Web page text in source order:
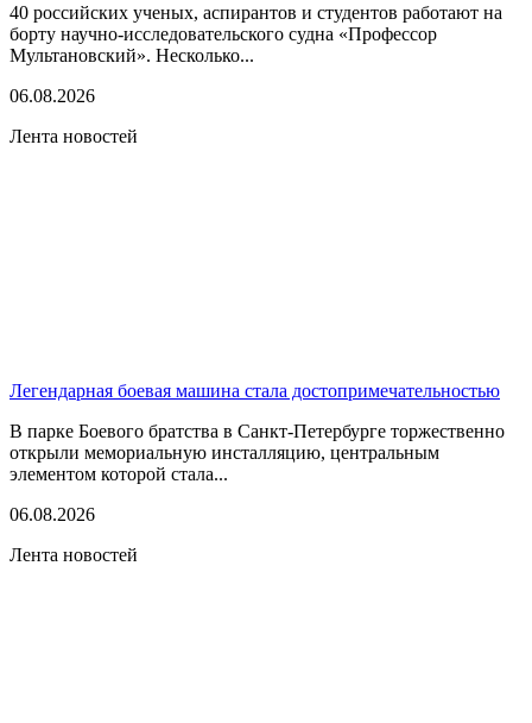
40 российских ученых, аспирантов и студентов работают на
борту научно-исследовательского судна «Профессор
Мультановский». Несколько...
06.08.2026
Лента новостей
Легендарная боевая машина стала достопримечательностью
В парке Боевого братства в Санкт-Петербурге торжественно
открыли мемориальную инсталляцию, центральным
элементом которой стала...
06.08.2026
Лента новостей